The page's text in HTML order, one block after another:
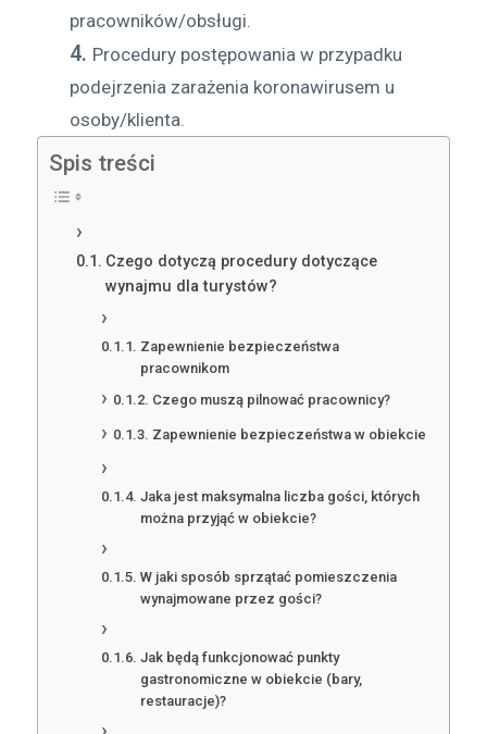
pracowników/obsługi.
Procedury postępowania w przypadku
podejrzenia zarażenia koronawirusem u
osoby/klienta.
Spis treści
Czego dotyczą procedury dotyczące
wynajmu dla turystów?
Zapewnienie bezpieczeństwa
pracownikom
Czego muszą pilnować pracownicy?
Zapewnienie bezpieczeństwa w obiekcie
Jaka jest maksymalna liczba gości, których
można przyjąć w obiekcie?
W jaki sposób sprzątać pomieszczenia
wynajmowane przez gości?
Jak będą funkcjonować punkty
gastronomiczne w obiekcie (bary,
restauracje)?